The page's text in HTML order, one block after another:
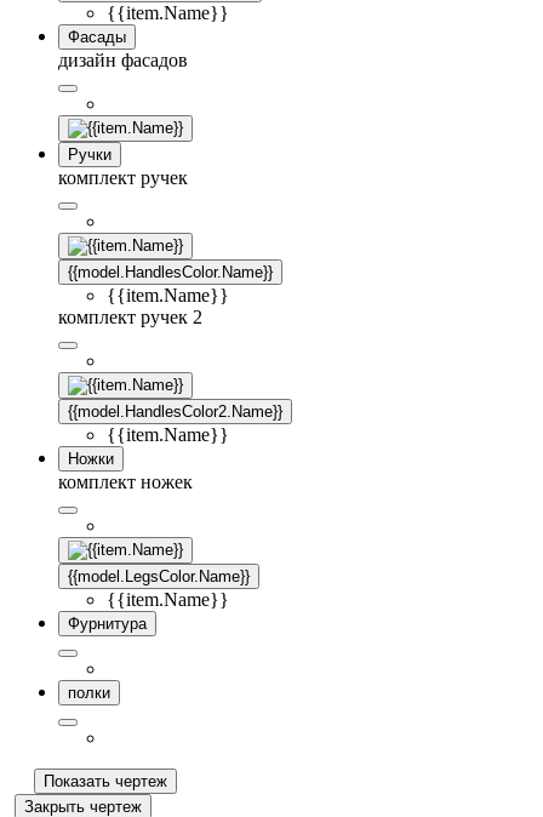
{{item.Name}}
Фасады
дизайн фасадов
Ручки
комплект ручек
{{model.HandlesColor.Name}}
{{item.Name}}
комплект ручек 2
{{model.HandlesColor2.Name}}
{{item.Name}}
Ножки
комплект ножек
{{model.LegsColor.Name}}
{{item.Name}}
Фурнитура
полки
Показать чертеж
Закрыть чертеж